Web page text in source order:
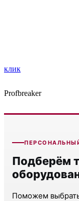
клик
Profbreaker
Подберём
Поможем